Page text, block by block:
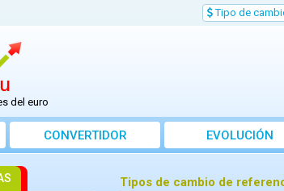
Tipo de
del euro
CONVERTIDOR EVOLUCIÓN
Tipos de cambio de